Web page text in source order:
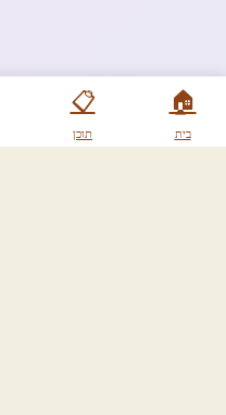
🏠
בית
📋
תוכן